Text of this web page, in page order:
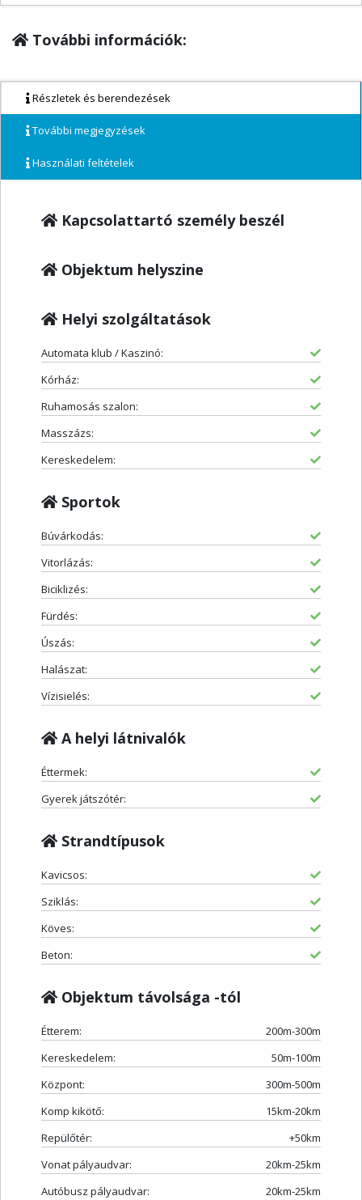
További információk:
Részletek és berendezések
További megjegyzések
Használati feltételek
Kapcsolattartó személy beszél
Objektum helyszine
Helyi szolgáltatások
Automata klub / Kaszinó:
Kórház:
Ruhamosás szalon:
Masszázs:
Kereskedelem:
Sportok
Búvárkodás:
Vitorlázás:
Biciklizés:
Fürdés:
Úszás:
Halászat:
Vízisielés:
A helyi látnivalók
Éttermek:
Gyerek játszótér:
Strandtípusok
Kavicsos:
Sziklás:
Köves:
Beton:
Objektum távolsága -tól
Étterem:
200m-300m
Kereskedelem:
50m-100m
Központ:
300m-500m
Komp kikötő:
15km-20km
Repülőtér:
+50km
Vonat pályaudvar:
20km-25km
Autóbusz pályaudvar:
20km-25km